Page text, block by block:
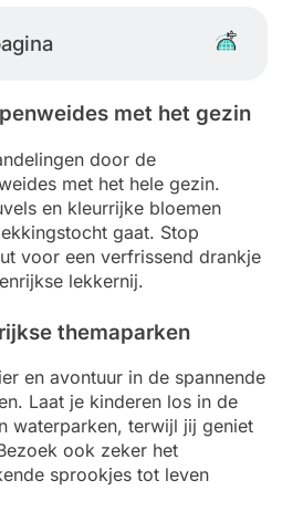
met het gezin
door de
met het hele gezin.
en kleurrijke bloemen
gaat. Stop
voor een verfrissend drankje
lekkernij.
themaparken
en avontuur in de spannende
Laat je kinderen los in de
waterparken, terwijl jij geniet
ook zeker het
sprookjes tot leven